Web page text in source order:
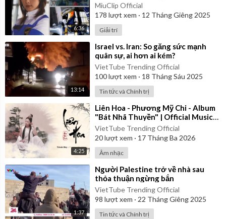
6:36
MiuClip Official
178 lượt xem · 12 Tháng Giêng 2025
Giải trí
13:14
⁣Israel vs. Iran: So găng sức mạnh
quân sự, ai hơn ai kém?
VietTube Trending Official
100lượt xem · 18 Tháng Sáu 2025
Tin tức và Chính trị
4:25
⁣Liên Hoa - Phương Mỹ Chi - Album
"Bát Nhã Thuyền" | Official Music
Video Lyrics
VietTube Trending Official
20lượt xem · 17 Tháng Ba 2026
Âm nhạc
1:37
⁣Người Palestine trở về nhà sau
thỏa thuận ngừng bắn
VietTube Trending Official
98 lượt xem · 22 Tháng Giêng 2025
Tin tức và Chính trị